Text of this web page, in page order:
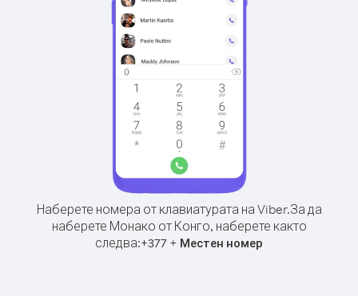
Наберете номера от клавиатурата на Viber.За да
наберете Монако от Конго, наберете както
следва:+377 + Местен номер